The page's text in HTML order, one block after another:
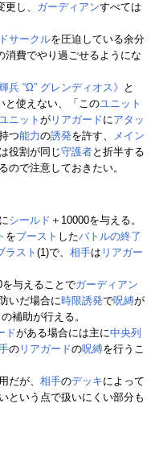
更し、 ガーディアンすべては
サークルを圧迫している余分
消費でやり過ごせるようにな
輝兵 “Ω” グレンディオス》
と
と使えない、「このユニット
ニット が リアガードにアタッ
つ能力の誘発を許す、
メイン
役割が同じ守護者と折半する
ので注意しておきたい。
にシールド ＋10000を与える。
をブースト したバトルの終了
ラスト (1)で、 相手は リアガー
を与えることでガーディアン
いだ場合に時限誘発で呪縛が
の補助が行える。
ドがある場合には主に中央列
の リアガードの呪縛を行うこ
だが、 相手のデッキによって
という点で扱いにくい部分も